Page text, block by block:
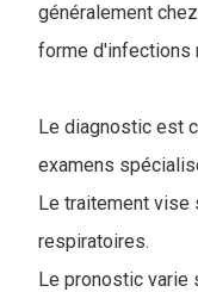
généralement
forme d'infections
Le diagnostic est
examens
Le traitement vise
respiratoires.
Le pronostic varie